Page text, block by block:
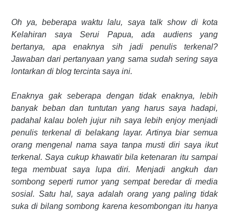
Oh ya, beberapa waktu lalu, saya talk show di kota
Kelahiran saya Serui Papua, ada audiens yang
bertanya, apa enaknya sih jadi penulis terkenal?
Jawaban dari pertanyaan yang sama sudah sering saya
lontarkan di blog tercinta saya ini.
Enaknya gak seberapa dengan tidak enaknya, lebih
banyak beban dan tuntutan yang harus saya hadapi,
padahal kalau boleh jujur nih saya lebih enjoy menjadi
penulis terkenal di belakang layar. Artinya biar semua
orang mengenal nama saya tanpa musti diri saya ikut
terkenal. Saya cukup khawatir bila ketenaran itu sampai
tega membuat saya lupa diri. Menjadi angkuh dan
sombong seperti rumor yang sempat beredar di media
sosial. Satu hal, saya adalah orang yang paling tidak
suka di bilang sombong karena kesombongan itu hanya